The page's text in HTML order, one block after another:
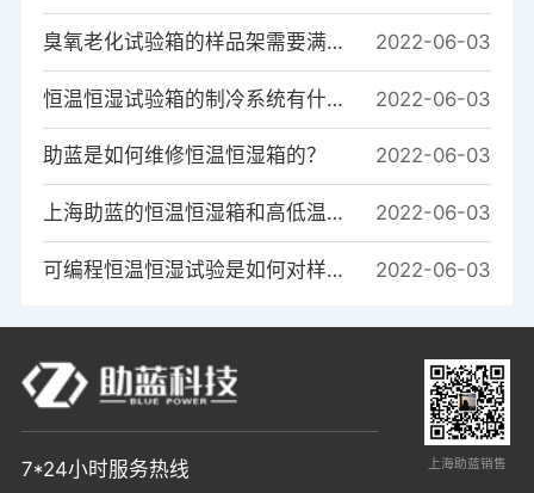
臭氧老化试验箱的样品架需要满足哪些条件? 2022-06-03
恒温恒湿试验箱的制冷系统有什么作用？ 2022-06-03
助蓝是如何维修恒温恒湿箱的？ 2022-06-03
上海助蓝的恒温恒湿箱和高低温箱的系统区别是什么？ 2022-06-03
可编程恒温恒湿试验是如何对样品进行温度测试的？ 2022-06-03
7*24小时服务热线 上海助蓝销售